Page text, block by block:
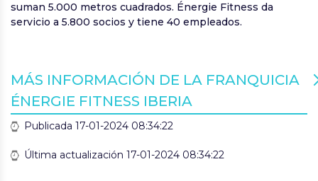
suman 5.000 metros cuadrados. Énergie Fitness da
servicio a 5.800 socios y tiene 40 empleados.
MÁS INFORMACIÓN DE LA FRANQUICIA
ÉNERGIE FITNESS IBERIA
Publicada 17-01-2024 08:34:22
Última actualización 17-01-2024 08:34:22